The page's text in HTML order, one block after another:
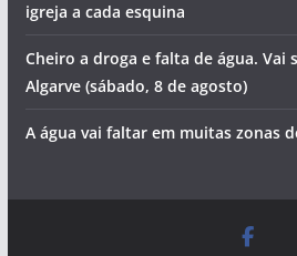
igreja a cada esquina
Cheiro a droga e falta de água. Vai
Algarve (sábado, 8 de agosto)
A água vai faltar em muitas zonas